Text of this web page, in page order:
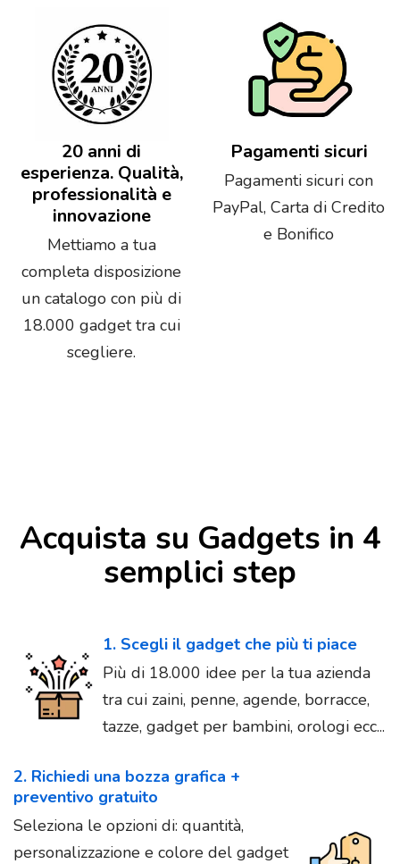
20 anni di
esperienza. Qualità,
professionalità e
innovazione
Mettiamo a tua
completa disposizione
un catalogo con più di
18.000 gadget tra cui
scegliere.
Pagamenti sicuri
Pagamenti sicuri con
PayPal, Carta di Credito
e Bonifico
Acquista su Gadgets in 4
semplici step
1. Scegli il gadget che più ti piace
Più di 18.000 idee per la tua azienda
tra cui zaini, penne, agende, borracce,
tazze, gadget per bambini, orologi ecc...
2. Richiedi una bozza grafica +
preventivo gratuito
Seleziona le opzioni di: quantità,
personalizzazione e colore del gadget